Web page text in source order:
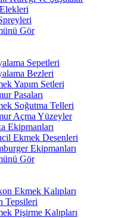
Gör
Sepetleri
Bezleri
Yapım Setleri
Pasaları
Soğutma Telleri
Açma Yüzeyler
Ekipmanları
Ekmek Desenleri
Ekipmanları
Gör
Ekmek Kalıpları
Tepsileri
Pişirme Kalıpları